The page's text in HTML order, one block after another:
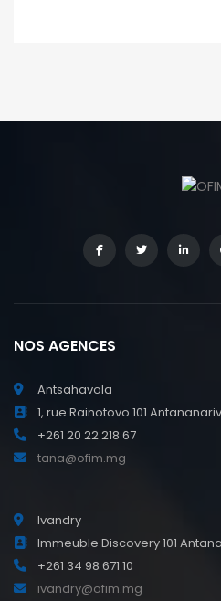
NOS AGENCES
Antsahavola
1, rue Rainotovo 101
+261 20 22 218 67
tana@ofim.mg
Ivandry
Immeuble Discovery 101
+261 34 98 671 10
ivandry@ofim.mg